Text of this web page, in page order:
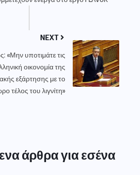
NEXT
«Μην υποτιμάτε τις
οικονομία της
εξάρτησης με το
τέλος του λιγνίτη»
άρθρα για εσένα